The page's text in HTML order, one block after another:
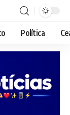
Política